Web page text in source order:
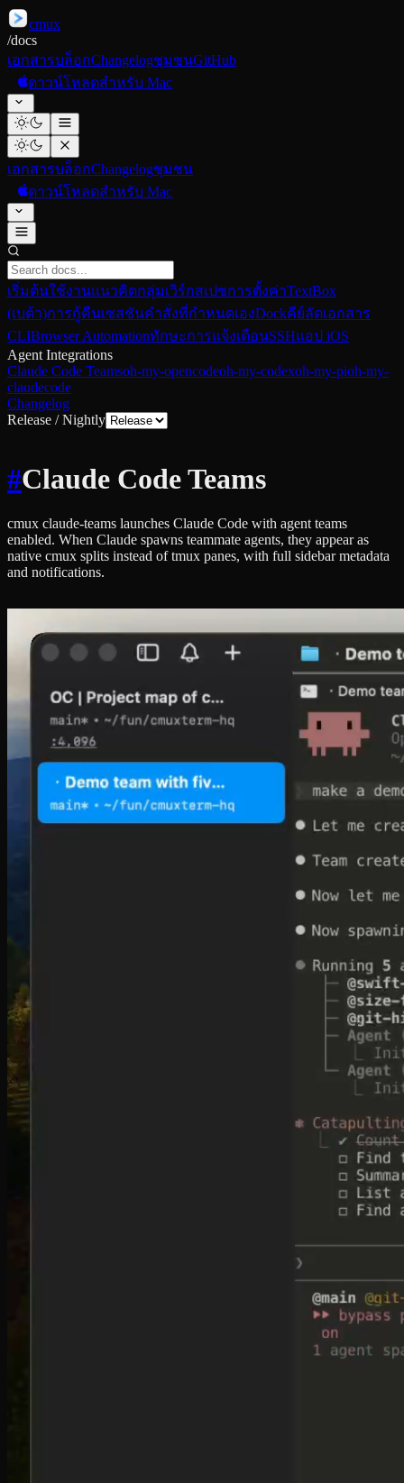
cmux
/docs
เอกสารบล็อกChangelogชุมชนGitHub
ดาวน์โหลดสำหรับ Mac
เอกสารบล็อกChangelogชุมชน
ดาวน์โหลดสำหรับ Mac
เริ่มต้นใช้งานแนวคิดกลุ่มเวิร์กสเปซการตั้งค่าTextBox
(เบต้า)การกู้คืนเซสชันคำสั่งที่กำหนดเองDockคีย์ลัดเอกสาร
CLIBrowser Automationทักษะการแจ้งเตือนSSHแอป iOS
Agent Integrations
Claude Code Teamsoh-my-opencodeoh-my-codexoh-my-pioh-my-
claudecode
Changelog
Release / Nightly
#Claude Code Teams
cmux claude-teams launches Claude Code with agent teams
enabled. When Claude spawns teammate agents, they appear as
native cmux splits instead of tmux panes, with full sidebar metadata
and notifications.